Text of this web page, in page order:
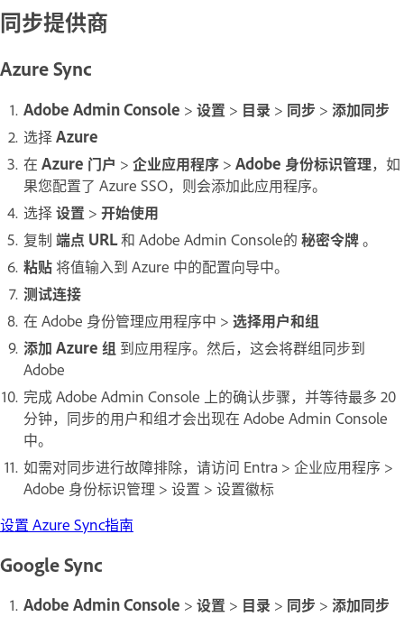
同步提供商
Azure Sync
Adobe Admin Console > 设置 > 目录 > 同步 > 添加同步
选择Azure
在 Azure 门户 > 企业应用程序 > Adobe 身份标识管理，如
果您配置了 Azure SSO，则会添加此应用程序。
选择设置 > 开始使用
复制 端点 URL和 Adobe Admin Console的 秘密令牌。
粘贴将值输入到 Azure 中的配置向导中。
测试连接
在 Adobe 身份管理应用程序中 > 选择用户和组
添加 Azure 组 到应用程序。然后，这会将群组同步到
Adobe
完成 Adobe Admin Console 上的确认步骤，并等待最多 20
分钟，同步的用户和组才会出现在 Adobe Admin Console
中。
如需对同步进行故障排除，请访问 Entra > 企业应用程序 >
Adobe 身份标识管理 > 设置 > 设置徽标
设置 Azure Sync指南
Google Sync
Adobe Admin Console > 设置 > 目录 > 同步 > 添加同步